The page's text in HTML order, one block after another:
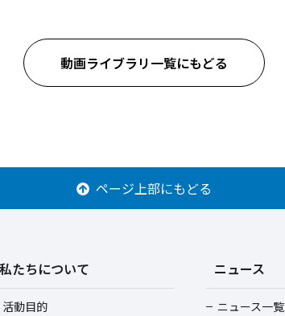
動画ライブラリ一覧にもどる
ページ上部にもどる
私たちについて
活動目的
ニュース
ニュース一覧